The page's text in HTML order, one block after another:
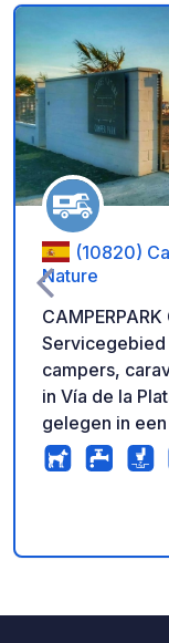
(10820)
Nature
CAMPERPARK
campers,
in Vía de la
gelegen in
Cáceres en
Het heeft
magnetron,
drinken,